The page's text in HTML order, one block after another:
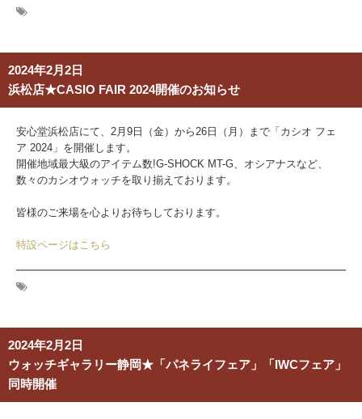
2024年2月2日
浜松店★CASIO FAIR 2024開催のお知らせ
安心堂浜松店にて、2月9日（金）から26日（月）まで「カシオ フェ
ア 2024」を開催します。
開催地域最大級のアイテム数!G-SHOCK MT-G、オシアナスなど、
数々のカシオウォッチを取り揃えております。
皆様のご来場を心よりお待ちしております。
特設ページはこちら
2024年2月2日
ウォッチギャラリー静岡★「パネライフェア」「IWCフェア」
同時開催